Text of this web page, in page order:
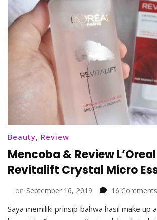
Beauty, Review
Mencoba & Review
Revitalift Crystal Micro
on September 16, 2019 16 Comments
Saya memiliki prinsip bahwa hasil make up